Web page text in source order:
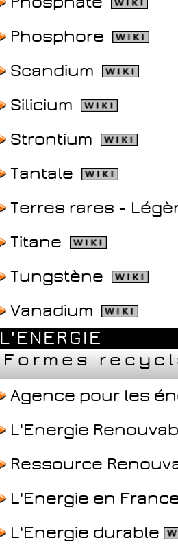
Phosphore
Scandium
Silicium
Strontium
Tantale
Terres rares -
Titane
Tungstène
Vanadium
L'ENERGIE
Formes
Agence pour les
L'Energie
Ressource
L'Energie en
L'Energie durable